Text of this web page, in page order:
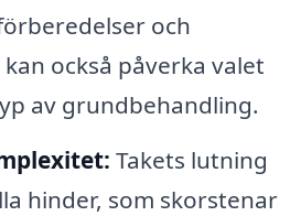
och
också påverka valet
av grundbehandling.
Takets lutning
hinder, som skorstenar